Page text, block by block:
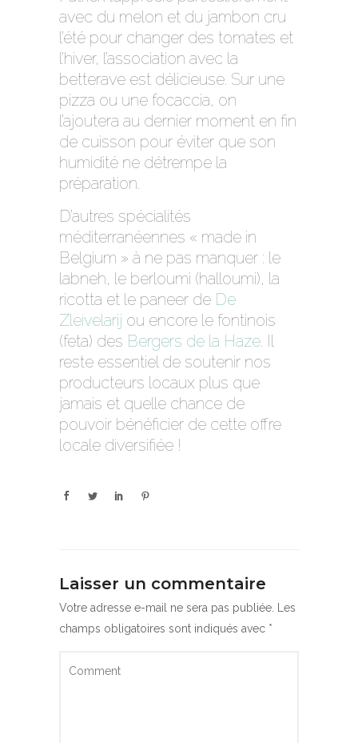
avec du melon et du jambon cru
l’été pour changer des tomates et
l’hiver, l’association avec la
betterave est délicieuse. Sur une
pizza ou une focaccia, on
l’ajoutera au dernier moment en fin
de cuisson pour éviter que son
humidité ne détrempe la
préparation.
D’autres spécialités
méditerranéennes « made in
Belgium » à ne pas manquer : le
labneh, le berloumi (halloumi), la
ricotta et le paneer de De
Zleivelarij ou encore le fontinois
(feta) des Bergers de la Haze. Il
reste essentiel de soutenir nos
producteurs locaux plus que
jamais et quelle chance de
pouvoir bénéficier de cette offre
locale diversifiée !
Laisser un commentaire
Votre adresse e-mail ne sera pas publiée. Les
champs obligatoires sont indiqués avec *